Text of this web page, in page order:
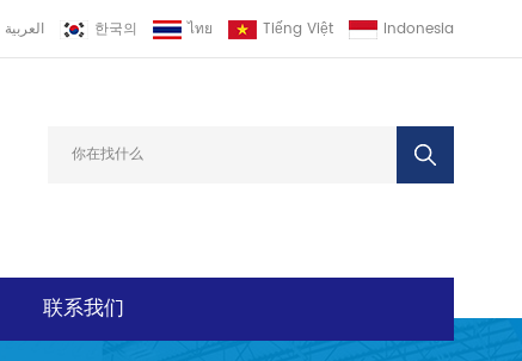
العربية 한국의 ไทย Tiếng Việt Indonesia
联系我们